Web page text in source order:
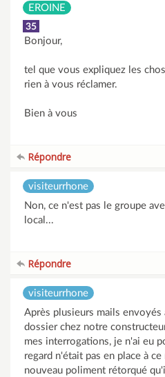
EROINE
35
Bonjour,
tel que vous expliquez les
rien à vous réclamer.
Bien à vous
Répondre
visiteurrhone
Non, ce n'est pas le groupe
local...
Répondre
visiteurrhone
Après plusieurs mails envoyés
dossier chez notre
mes interrogations, je n'ai eu
regard n'était pas en place à
nouveau poliment rétorqué